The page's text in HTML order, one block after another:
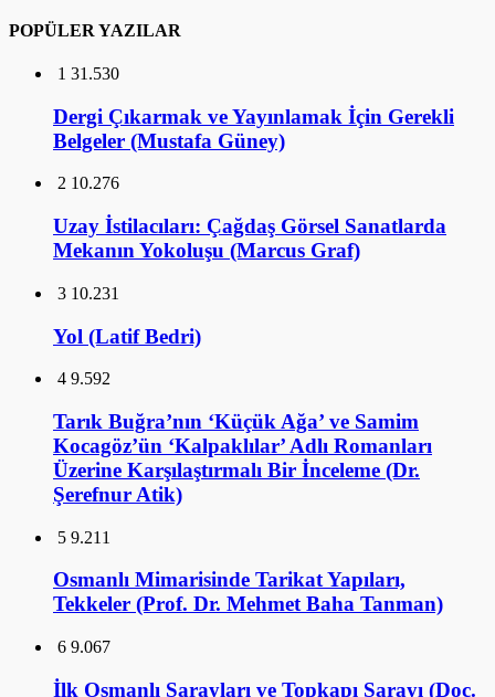
POPÜLER YAZILAR
1 31.530
Dergi Çıkarmak ve Yayınlamak İçin Gerekli
Belgeler (Mustafa Güney)
2 10.276
Uzay İstilacıları: Çağdaş Görsel Sanatlarda
Mekanın Yokoluşu (Marcus Graf)
3 10.231
Yol (Latif Bedri)
4 9.592
Tarık Buğra’nın ‘Küçük Ağa’ ve Samim
Kocagöz’ün ‘Kalpaklılar’ Adlı Romanları
Üzerine Karşılaştırmalı Bir İnceleme (Dr.
Şerefnur Atik)
5 9.211
Osmanlı Mimarisinde Tarikat Yapıları,
Tekkeler (Prof. Dr. Mehmet Baha Tanman)
6 9.067
İlk Osmanlı Sarayları ve Topkapı Sarayı (Doç.